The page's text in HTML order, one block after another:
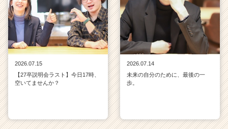
2026.07.15
【27卒説明会ラスト】今日17時、
空いてませんか？
2026.07.14
未来の自分のために、最後の一
歩。